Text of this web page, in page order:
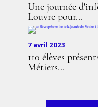
Une journée
Louvre pour...
7 avril 2023
110 élèves
Métiers...